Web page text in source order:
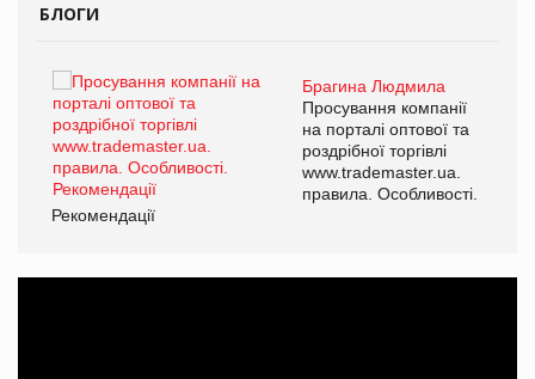
БЛОГИ
Брагина Людмила
Просування компанії
на порталі оптової та
роздрібної торгівлі
www.trademaster.ua.
правила. Особливості.
Рекомендації